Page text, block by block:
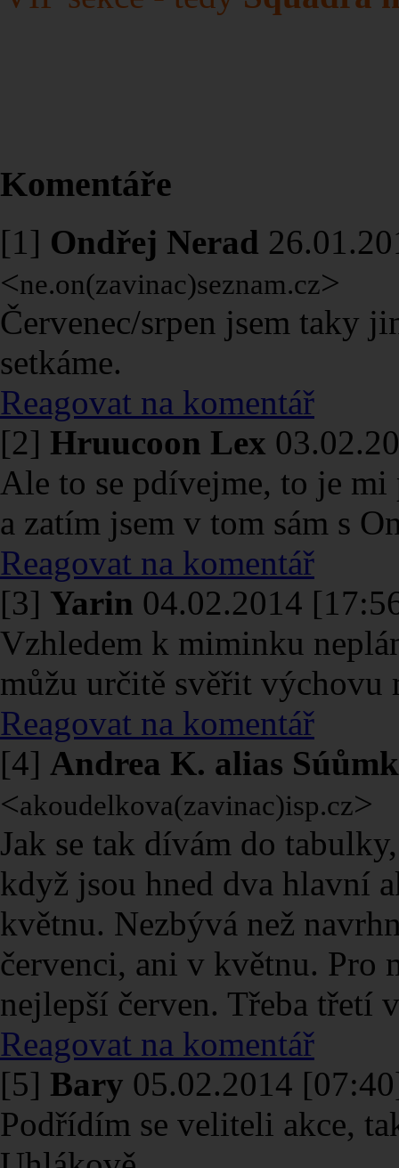
Komentáře
[1] Ondřej Nerad
<ne.on(zavinac)seznam.cz>
Červenec/srpen jsem taky
setkáme.
Reagovat na komentář
[2] Hruucoon Lex
Ale to se pdívejme, to je
a zatím jsem v tom sám s
Reagovat na komentář
[3] Yarin 04.02.2014
Vzhledem k miminku
můžu určitě svěřit výchovu
Reagovat na komentář
[4] Andrea K. alias
<akoudelkova(zavinac)isp.cz>
Jak se tak dívám do
když jsou hned dva hlavní
květnu. Nezbývá než
červenci, ani v květnu. Pro
nejlepší červen. Třeba třetí
Reagovat na komentář
[5] Bary 05.02.2014
Podřídím se veliteli akce,